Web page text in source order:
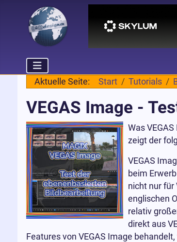
Aktuelle Seite: Start Tutorials
VEGAS Image -
Was
zeigt der
VEGAS
beim
nicht nur für
englischen
relativ
direkt aus
Features von VEGAS Image